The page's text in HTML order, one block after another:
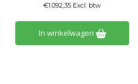
€1.092,35 Excl. btw
In winkelwagen